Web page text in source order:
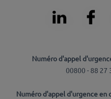
Numéro d'appel
00800 - 88 27
Numéro d'appel d'urgence en